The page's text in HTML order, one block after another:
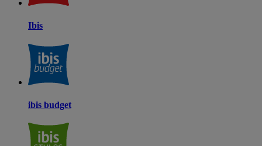
Ibis
ibis budget